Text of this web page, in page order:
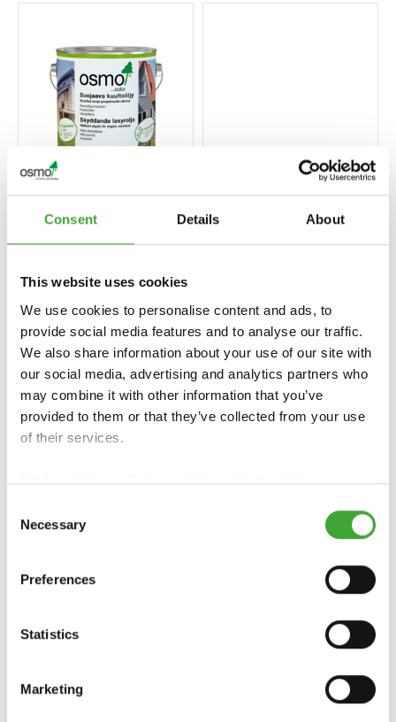
Consent Details About
This website uses cookies
We use cookies to personalise content and ads, to
provide social media features and to analyse our traffic.
We also share information about your use of our site with
our social media, advertising and analytics partners who
may combine it with other information that you’ve
provided to them or that they’ve collected from your use
of their services.
Find ourPrivacy PolicyandLegal Noticehere.
Selection
Necessary
Preferences
Statistics
Marketing
KUULTOÖLJY
SUOJAAVA
KUULTOÖLJY
EFEKTI
JUSTE WR AQUA
PLUS